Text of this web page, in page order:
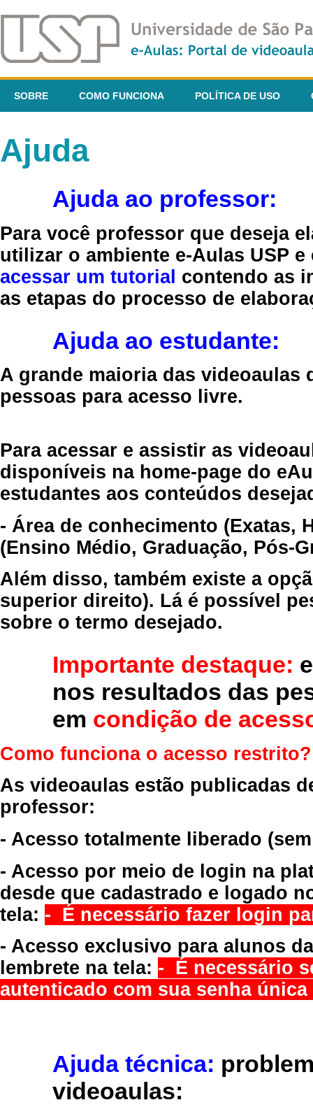
SOBRE COMO FUNCIONA POLÍTICA DE USO
Ajuda
Ajuda ao professor:
Para você professor que deseja
utilizar o ambiente e-Aulas USP
acessar um tutorial contendo as
as etapas do processo de
Ajuda ao estudante:
A grande maioria das videoaulas
pessoas para acesso livre.
Para acessar e assistir as
disponíveis na home-page do
estudantes aos conteúdos
- Área de conhecimento (Exatas,
(Ensino Médio, Graduação, Pós-
Além disso, também existe a
superior direito). Lá é possível
sobre o termo desejado.
Importante destaque:
nos resultados das
em condição de
Como funciona o acesso restrito?
As videoaulas estão publicadas
professor:
- Acesso totalmente liberado
- Acesso por meio de login na
desde que cadastrado e logado
tela: - É necessário fazer login
- Acesso exclusivo para alunos
lembrete na tela: - É necessário
autenticado com sua senha
Ajuda técnica:
videoaulas: